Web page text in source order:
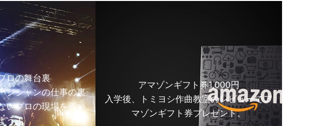
ロの舞台裏
ジシャンの仕事の裏
いプロの現場を覗い
う！
アマゾンギフト券1,000円
入学後、トミヨシ作曲教室のレビューでア
マゾンギフト券プレゼント。